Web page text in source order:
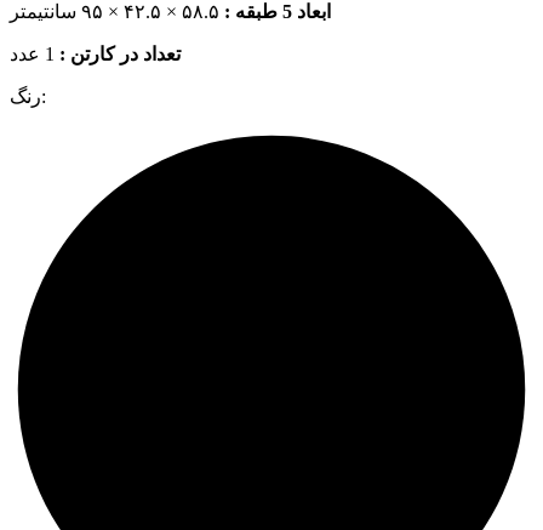
ابعاد 5 طبقه :
تعداد در کارتن :
رنگ: